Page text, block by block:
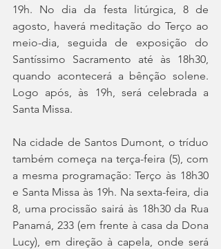
19h. No dia da festa litúrgica, 8 de
agosto, haverá meditação do Terço ao
meio-dia, seguida de exposição do
Santíssimo Sacramento até às 18h30,
quando acontecerá a bênção solene.
Logo após, às 19h, será celebrada a
Santa Missa.
Na cidade de Santos Dumont, o tríduo
também começa na terça-feira (5), com
a mesma programação: Terço às 18h30
e Santa Missa às 19h. Na sexta-feira, dia
8, uma procissão sairá às 18h30 da Rua
Panamá, 233 (em frente à casa da Dona
Lucy), em direção à capela, onde será